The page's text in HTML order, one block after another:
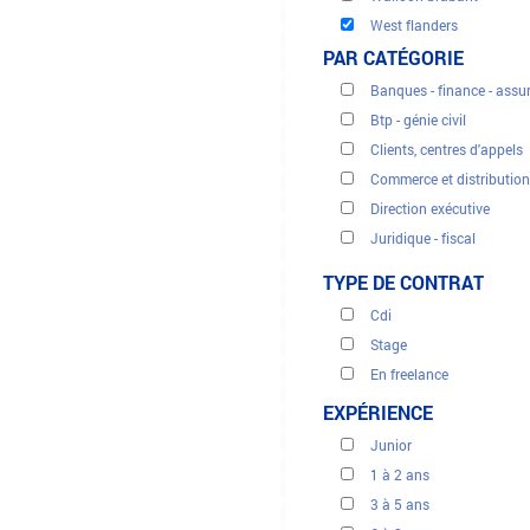
West flanders
PAR CATÉGORIE
Banques - finance -
Btp - génie civil
Clients, centres d'appels
Commerce et distribution
Direction exécutive
Juridique - fiscal
Ressources humaines
Secrétariats et
Tourisme
Traduction
Ventes et marketing
Énergies renouvelables
TYPE DE CONTRAT
Cdi
Stage
En freelance
Intérimaire
EXPÉRIENCE
Junior
1 à 2 ans
3 à 5 ans